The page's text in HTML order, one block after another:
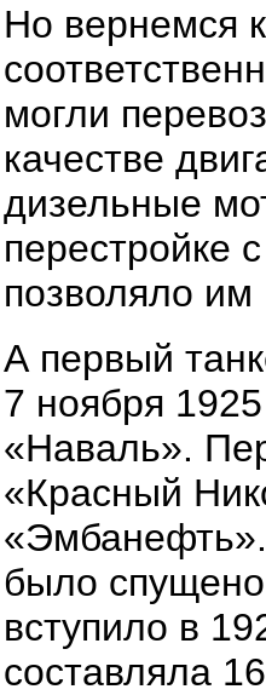
Но вернемся
могли
качестве
дизельные
перестройке
позволяло им
А первый
7 ноября
«Наваль».
«Красный
было спущено
вступило в
составляла